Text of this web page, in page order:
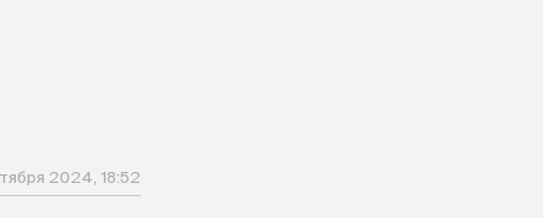
2024, 18:52